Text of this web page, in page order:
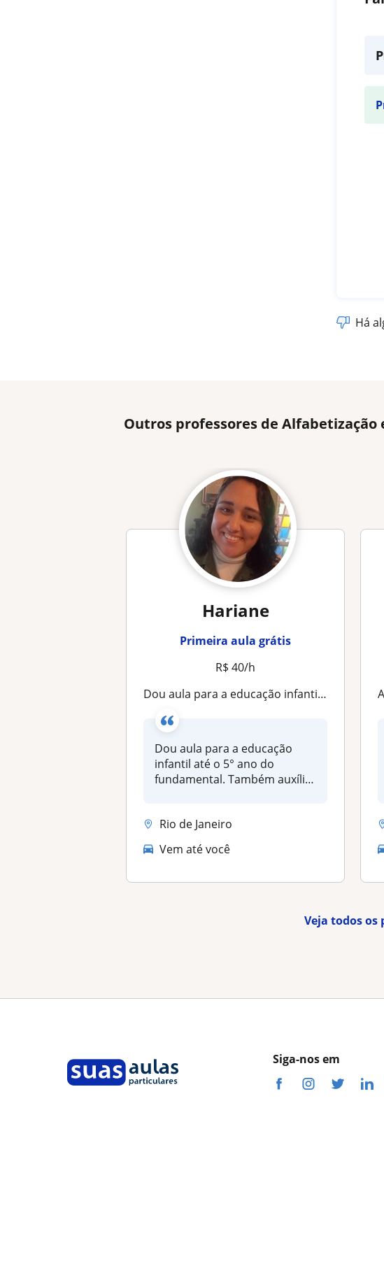
Há
Outros professores de
Hariane
Primeira aula grátis
R$ 40/h
Dou aula para a educação infantil até o 5° ano do fundamental. Também auxílio crianças inclusivas nas tarefas e alfabetização
Dou aula para a educação
infantil até o 5° ano do
fundamental. Também auxílio
Rio de Janeiro
Vem até você
Veja todos os
Siga-nos em